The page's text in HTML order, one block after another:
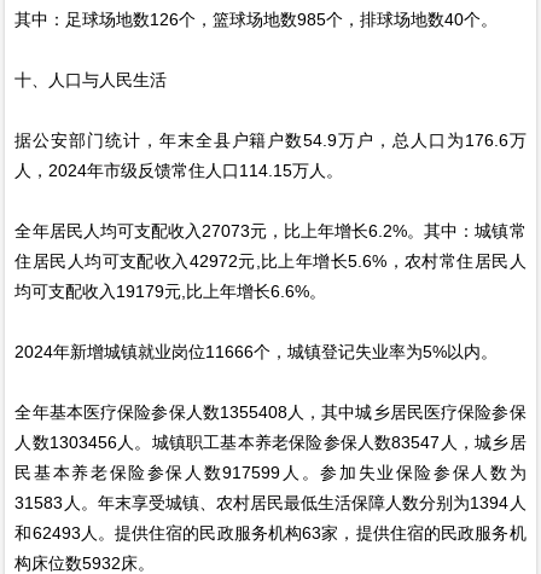
其中：足球场地数126个，篮球场地数985个，排球场地数40个。
十、人口与人民生活
据公安部门统计，年末全县户籍户数54.9万户，总人口为176.6万
人，2024年市级反馈常住人口114.15万人。
全年居民人均可支配收入27073元，比上年增长6.2%。其中：城镇常
住居民人均可支配收入42972元,比上年增长5.6%，农村常住居民人
均可支配收入19179元,比上年增长6.6%。
2024年新增城镇就业岗位11666个，城镇登记失业率为5%以内。
全年基本医疗保险参保人数1355408人，其中城乡居民医疗保险参保
人数1303456人。城镇职工基本养老保险参保人数83547人，城乡居
民基本养老保险参保人数917599人。参加失业保险参保人数为
31583人。年末享受城镇、农村居民最低生活保障人数分别为1394人
和62493人。提供住宿的民政服务机构63家，提供住宿的民政服务机
构床位数5932床。